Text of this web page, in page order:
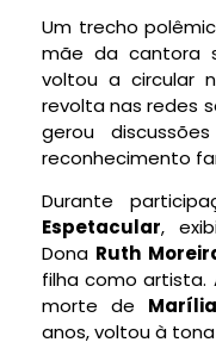
Um trecho
mãe da cantora
voltou a circular
revolta nas redes
gerou
reconhecimento
Durante
Espetacular,
Dona Ruth
filha como artista.
morte de
anos, voltou à